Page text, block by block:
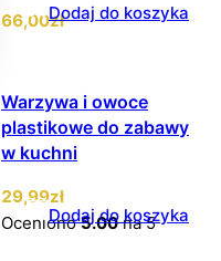
66,00zł
Dodaj do koszyka
Warzywa i owoce
plastikowe do zabawy
w kuchni
29,99zł
Oceniono5.00na 5
Dodaj do koszyka